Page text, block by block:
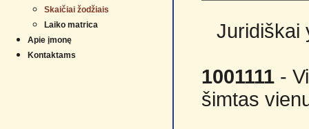
Skaičiai žodžiais
Laiko matrica
Apie įmonę
Kontaktams
Juridiškai
1001111 -
šimtas